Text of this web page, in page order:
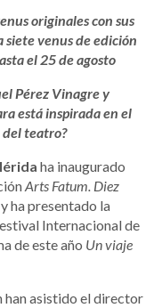
originales con sus
siete venus de edición
el 25 de agosto
Pérez Vinagre y
está inspirada en el
del teatro?
ha inaugurado
Arts Fatum. Diez
y ha presentado la
Internacional de
de este año Un viaje
han asistido el director